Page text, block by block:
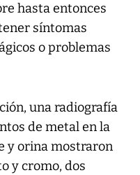
hasta entonces
síntomas
o problemas
una radiografía
de metal en la
y orina mostraron
y cromo, dos